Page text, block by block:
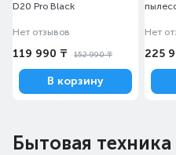
D20 Pro Black
Нет отзывов
119 990 ₸ 152 990 ₸
В корзину
Нет
225
Бытовая техника